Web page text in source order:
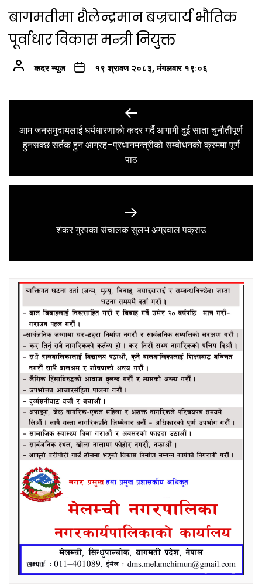
बागमतीमा शैलेन्द्रमान बज्रचार्य भौतिक
पूर्वाधार विकास मन्त्री नियुक्त
कदर न्यूज १९ श्रावण २०८३, मंगलवार १९:०६
navigation
Previous
post:
आम जनसमुदायलाई धर्यधारणाको कदर गर्दै आगामी दुई साता चुनौतीपूर्ण
हुनसक्छ सर्तक हुन आग्रह–प्रधानमन्त्रीको सम्बोधनको क्रममा पूर्ण
पाठ
Next
शंकर गु्रपका संचालक सुलभ अग्रवाल पक्राउ